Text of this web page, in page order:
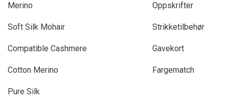
Merino
Soft Silk Mohair
Compatible Cashmere
Cotton Merino
Pure Silk
Oppskrifter
Strikketilbehør
Gavekort
Fargematch